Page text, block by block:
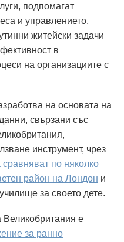
подпомагат
и управлението,
житейски задачи
в
на организациите с
на основата на
свързани със
инструмент, чрез
сравняват по няколко
район на Лондон и
за своето дете.
Великобритания е
за ранно